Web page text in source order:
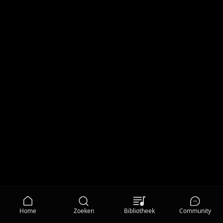
Home Zoeken Bibliotheek Community